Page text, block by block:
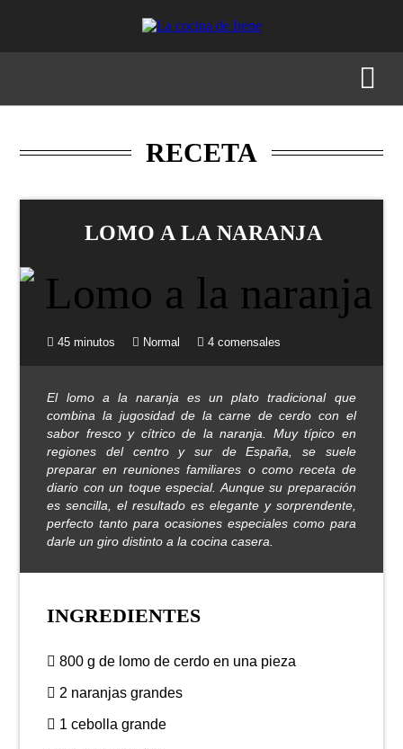
RECETA
LOMO A LA NARANJA
45 minutos Normal 4 comensales
El lomo a la naranja es un plato tradicional que
combina la jugosidad de la carne de cerdo con el
sabor fresco y cítrico de la naranja. Muy típico en
regiones del centro y sur de España, se suele
preparar en reuniones familiares o como receta de
diario con un toque especial. Aunque su preparación
es sencilla, el resultado es elegante y sorprendente,
perfecto tanto para ocasiones especiales como para
darle un giro distinto a la cocina casera.
INGREDIENTES
800 g de lomo de cerdo en una pieza
2 naranjas grandes
1 cebolla grande